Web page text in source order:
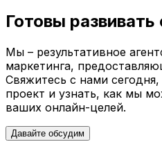
Готовы развивать
Мы – результативное
маркетинга,
Свяжитесь с нами
проект и узнать, как мы
ваших онлайн-целей.
Давайте обсудим